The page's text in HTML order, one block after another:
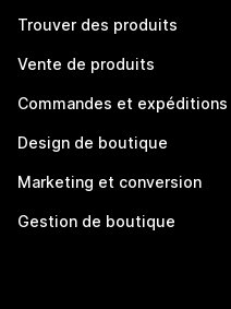
Trouver des produits
Vente de produits
Commandes et expéditions
Design de boutique
Marketing et conversion
Gestion de boutique